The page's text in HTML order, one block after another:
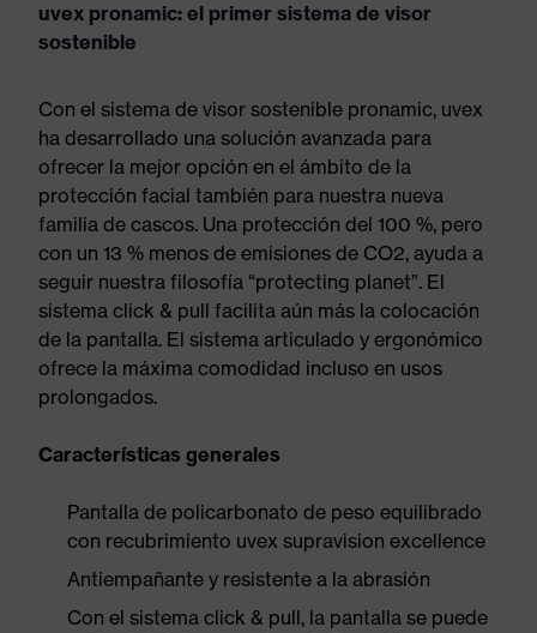
uvex pronamic: el primer sistema de visor
sostenible
Con el sistema de visor sostenible pronamic, uvex
ha desarrollado una solución avanzada para
ofrecer la mejor opción en el ámbito de la
protección facial también para nuestra nueva
familia de cascos. Una protección del 100 %, pero
con un 13 % menos de emisiones de CO2, ayuda a
seguir nuestra filosofía “protecting planet”. El
sistema click & pull facilita aún más la colocación
de la pantalla. El sistema articulado y ergonómico
ofrece la máxima comodidad incluso en usos
prolongados.
Características generales
Pantalla de policarbonato de peso equilibrado
con recubrimiento uvex supravision excellence
Antiempañante y resistente a la abrasión
Con el sistema click & pull, la pantalla se puede